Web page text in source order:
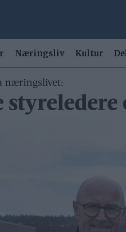
Næringsliv Kultur
næringslivet: